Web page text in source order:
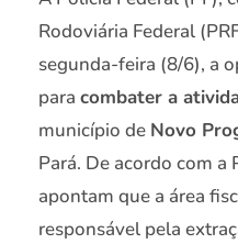
Rodoviária Federal
segunda-feira (8/6), a
para combater a
município de Novo
Pará. De acordo com a
apontam que a área
responsável pela